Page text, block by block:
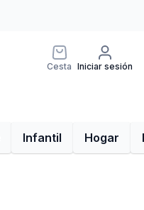
Cesta Iniciar sesión
Infantil Hogar